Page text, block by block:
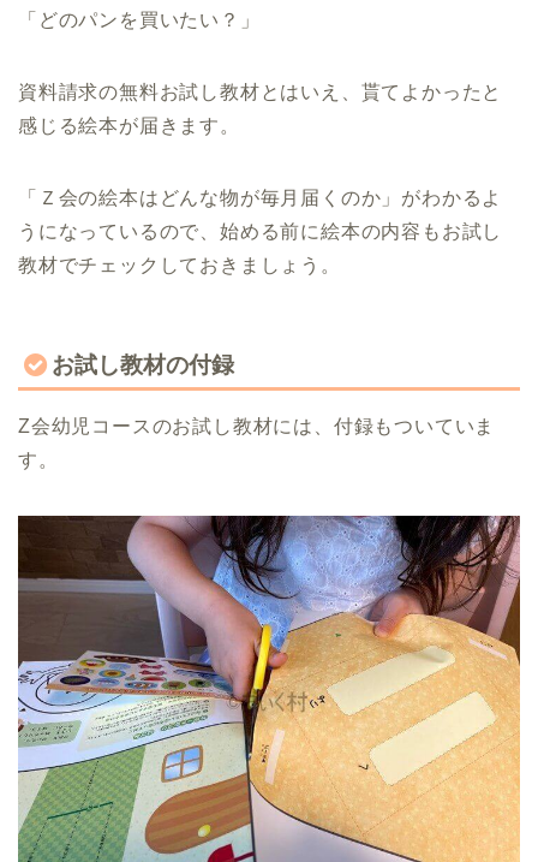
「どのパンを買いたい？」
資料請求の無料お試し教材とはいえ、貰てよかったと
感じる絵本が届きます。
「Ｚ会の絵本はどんな物が毎月届くのか」がわかるよ
うになっているので、始める前に絵本の内容もお試し
教材でチェックしておきましょう。
お試し教材の付録
Z会幼児コースのお試し教材には、付録もついていま
す。